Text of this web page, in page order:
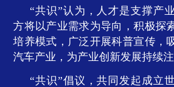
“共识”认为，人才是支撑产
方将以产业需求为导向，积极探
培养模式，广泛开展科普宣传，
汽车产业，为产业创新发展持续注
“共识”倡议，共同发起成立